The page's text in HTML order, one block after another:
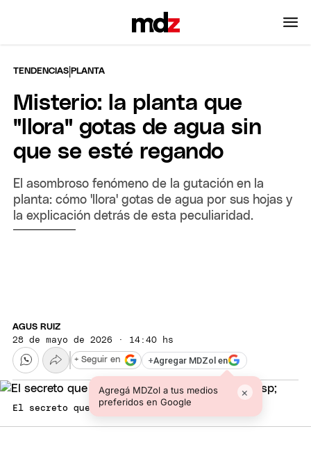
TENDENCIAS |PLANTA
Misterio: la planta que
"llora" gotas de agua sin
que se esté regando
El asombroso fenómeno de la gutación en la
planta: cómo 'llora' gotas de agua por sus hojas y
la explicación detrás de esta peculiaridad.
AGUS RUIZ
28 de mayo de 2026 · 14:40 hs
+Agregar MDZol en
Agregá MDZol a tus medios
preferidos en Google
×
+ Seguir en
El secreto que esconden algunas plantas.